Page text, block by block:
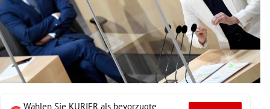
Wählen Sie KURIER als bevorzugte